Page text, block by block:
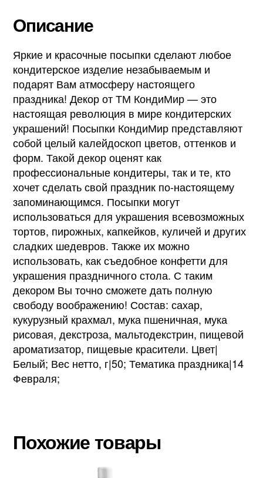
Описание
Яркие и красочные посыпки сделают любое
кондитерское изделие незабываемым и
подарят Вам атмосферу настоящего
праздника! Декор от ТМ КондиМир — это
настоящая революция в мире кондитерских
украшений! Посыпки КондиМир представляют
собой целый калейдоскоп цветов, оттенков и
форм. Такой декор оценят как
профессиональные кондитеры, так и те, кто
хочет сделать свой праздник по-настоящему
запоминающимся. Посыпки могут
использоваться для украшения всевозможных
тортов, пирожных, капкейков, куличей и других
сладких шедевров. Также их можно
использовать, как съедобное конфетти для
украшения праздничного стола. С таким
декором Вы точно сможете дать полную
свободу воображению! Состав: сахар,
кукурузный крахмал, мука пшеничная, мука
рисовая, декстроза, мальтодекстрин, пищевой
ароматизатор, пищевые красители. Цвет|
Белый; Вес нетто, г|50; Тематика праздника|14
Февраля;
Похожие товары